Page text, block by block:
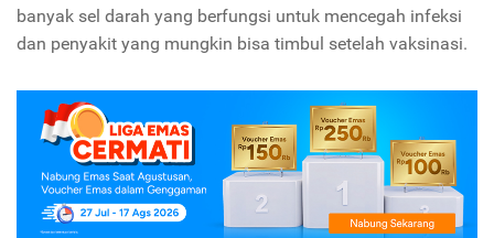
banyak sel darah yang berfungsi untuk mencegah infeksi
dan penyakit yang mungkin bisa timbul setelah vaksinasi.